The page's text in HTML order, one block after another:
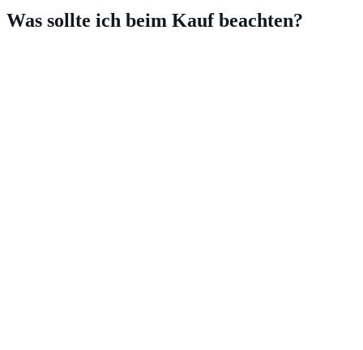
Was sollte ich beim Kauf beachten?